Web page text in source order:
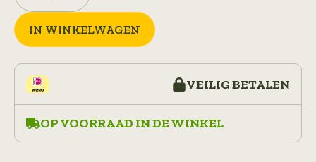
origineel
KL,
gebruikt
zwart
IN WINKELWAGEN
VEILIG BETALEN
OP VOORRAAD IN DE WINKEL